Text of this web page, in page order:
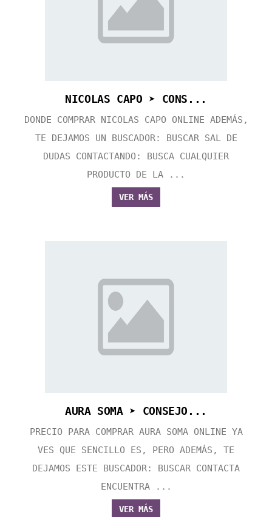
NICOLAS CAPO ➤ CONS...
DONDE COMPRAR NICOLAS CAPO ONLINE ADEMÁS,
TE DEJAMOS UN BUSCADOR: BUSCAR SAL DE
DUDAS CONTACTANDO: BUSCA CUALQUIER
PRODUCTO DE LA ...
VER MÁS
AURA SOMA ➤ CONSEJO...
PRECIO PARA COMPRAR AURA SOMA ONLINE YA
VES QUE SENCILLO ES, PERO ADEMÁS, TE
DEJAMOS ESTE BUSCADOR: BUSCAR CONTACTA
ENCUENTRA ...
VER MÁS